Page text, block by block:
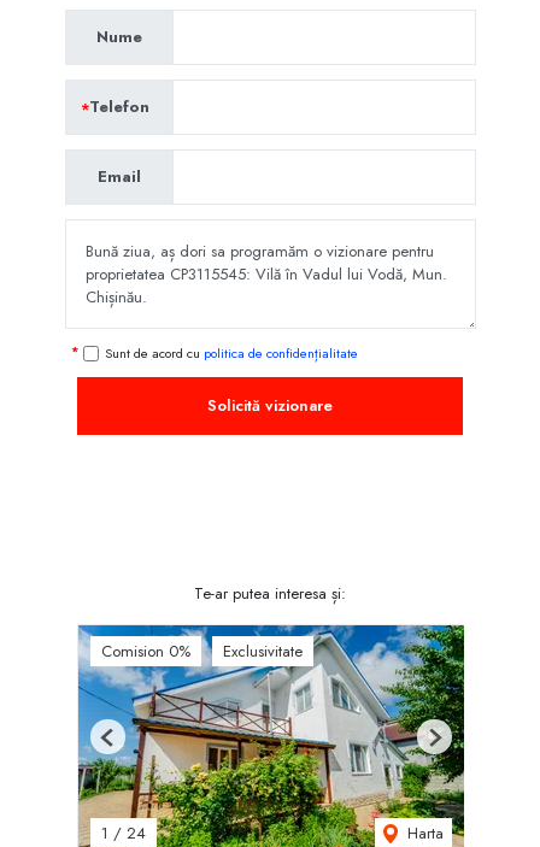
Nume
Telefon
Email
Sunt de acord cu politica de confidențialitate
Solicită vizionare
Te-ar putea interesa și:
Comision 0% Exclusivitate
1 / 24 Harta
Previous Next